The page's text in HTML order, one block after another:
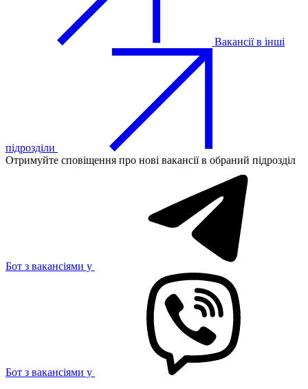
Вакансії в інші
підрозділи
Отримуйте сповіщення про нові вакансії в обраний підрозділ
Бот з вакансіями у
Бот з вакансіями у